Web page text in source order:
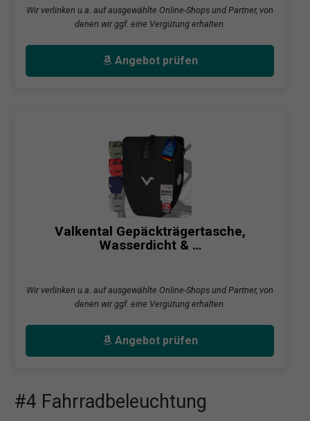
Wir verlinken u.a. auf ausgewählte Online-Shops und Partner, von
denen wir ggf. eine Vergütung erhalten.
Angebot prüfen
Valkental Gepäckträgertasche,
Wasserdicht & …
Wir verlinken u.a. auf ausgewählte Online-Shops und Partner, von
denen wir ggf. eine Vergütung erhalten.
Angebot prüfen
#4 Fahrradbeleuchtung